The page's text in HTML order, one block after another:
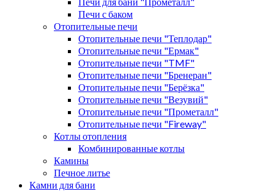
Печи с баком
Отопительные печи
Отопительные печи "Теплодар"
Отопительные печи "Ермак"
Отопительные печи "TMF"
Отопительные печи "Бренеран"
Отопительные печи "Берёзка"
Отопительные печи "Везувий"
Отопительные печи "Прометалл"
Отопительные печи "Fireway"
Котлы отопления
Комбинированные котлы
Камины
Печное литье
Камни для бани